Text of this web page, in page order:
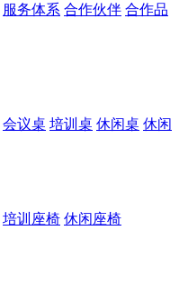
服务体系 合作伙伴 合作品
会议桌 培训桌 休闲桌 休闲
培训座椅 休闲座椅